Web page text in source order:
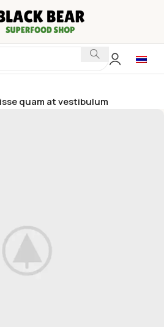
quam at vestibulum